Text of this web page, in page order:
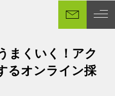
まくいく！アク
るオンライン採